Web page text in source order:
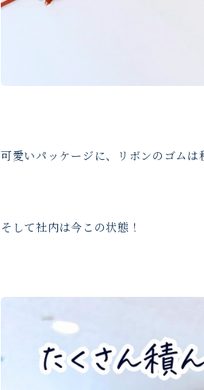
可愛いパッケージに、リボンのゴムは
そして社内は今この状態！